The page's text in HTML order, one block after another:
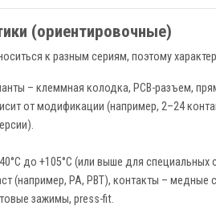
(ориентировочные)
к разным сериям, поэтому
– клеммная колодка, PCB-разъем,
от модификации (например, 2–24
до +105°C (или выше для специальных
(например, PA, PBT), контакты –
зажимы, press-fit.